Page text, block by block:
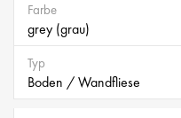
Farbe
grey (grau)
Typ
Boden / Wandfliese